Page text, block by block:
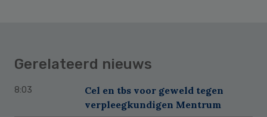
Gerelateerd nieuws
8:03
Cel en tbs voor geweld tegen
verpleegkundigen Mentrum